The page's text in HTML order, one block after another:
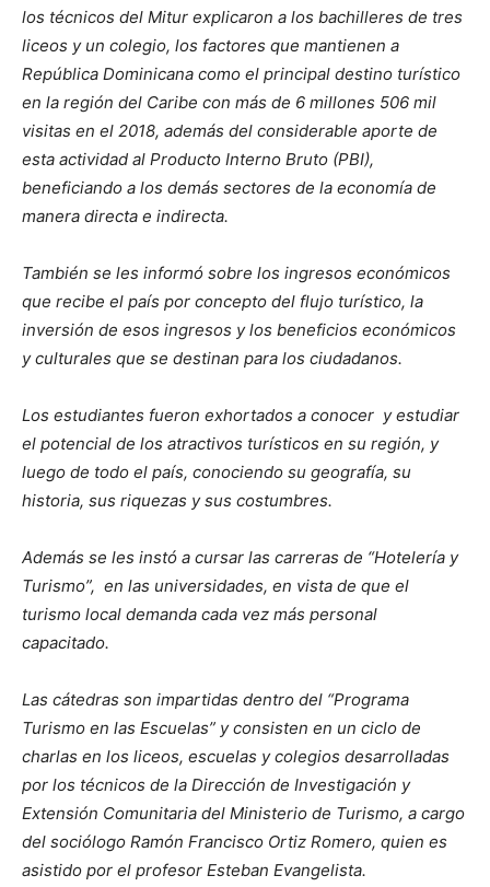
los técnicos del Mitur explicaron a los bachilleres de tres
liceos y un colegio, los factores que mantienen a
República Dominicana como el principal destino turístico
en la región del Caribe con más de 6 millones 506 mil
visitas en el 2018, además del considerable aporte de
esta actividad al Producto Interno Bruto (PBI),
beneficiando a los demás sectores de la economía de
manera directa e indirecta.
También se les informó sobre los ingresos económicos
que recibe el país por concepto del flujo turístico, la
inversión de esos ingresos y los beneficios económicos
y culturales que se destinan para los ciudadanos.
Los estudiantes fueron exhortados a conocer y estudiar
el potencial de los atractivos turísticos en su región, y
luego de todo el país, conociendo su geografía, su
historia, sus riquezas y sus costumbres.
Además se les instó a cursar las carreras de “Hotelería y
Turismo”, en las universidades, en vista de que el
turismo local demanda cada vez más personal
capacitado.
Las cátedras son impartidas dentro del “Programa
Turismo en las Escuelas” y consisten en un ciclo de
charlas en los liceos, escuelas y colegios desarrolladas
por los técnicos de la Dirección de Investigación y
Extensión Comunitaria del Ministerio de Turismo, a cargo
del sociólogo Ramón Francisco Ortiz Romero, quien es
asistido por el profesor Esteban Evangelista.